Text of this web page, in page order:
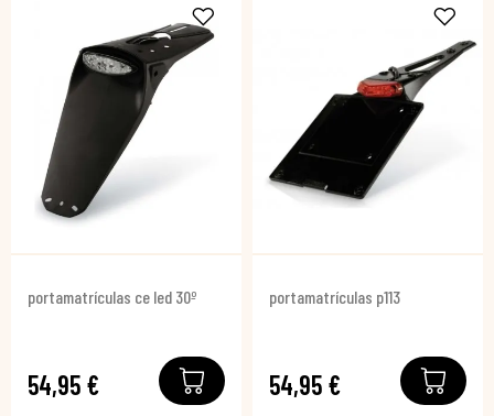
portamatrículas ce led 30º
54,95 €
portamatrículas p113
54,95 €